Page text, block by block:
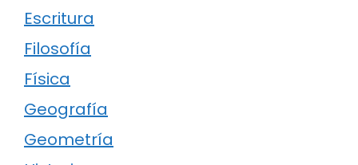
Escritura
Filosofía
Física
Geografía
Geometría